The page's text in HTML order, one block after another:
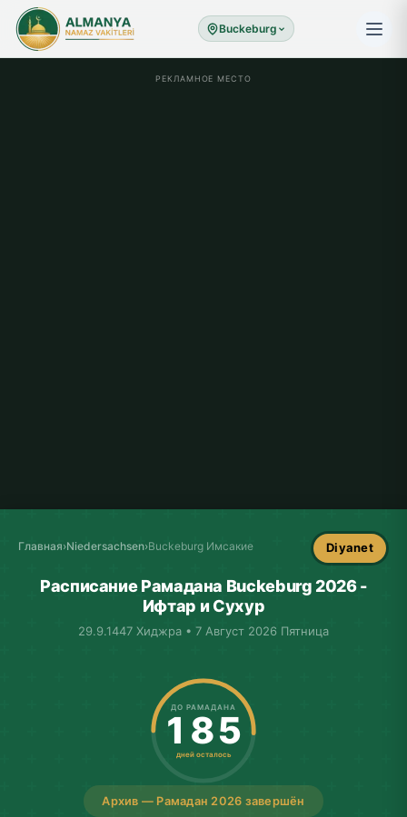
Buckeburg
РЕКЛАМНОЕ МЕСТО
Главная›Niedersachsen›Buckeburg Имсакие Diyanet
Расписание Рамадана Buckeburg 2026 -
Ифтар и Сухур
29.9.1447 Хиджра • 7 Август 2026 Пятница
Архив — Рамадан 2026 завершён
ДО РАМАДАНА
185
дней осталось